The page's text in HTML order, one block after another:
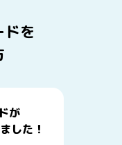
を
が
した！